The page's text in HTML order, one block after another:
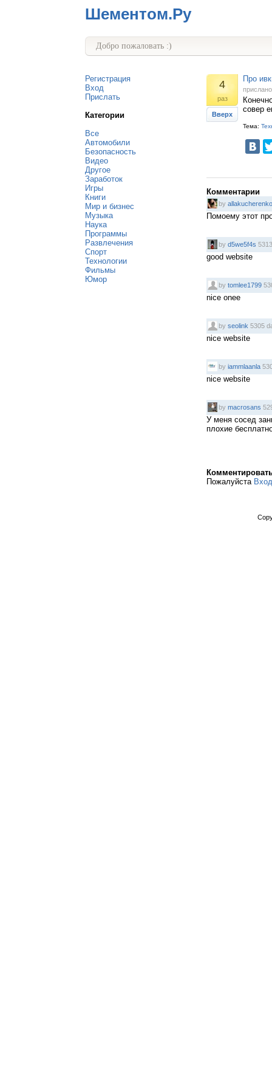
Шементом.Ру
Добро пожаловать :)
Регистрация
Вход
Прислать
Категории
Все
Автомобили
Безопасность
Видео
Другое
Заработок
Игры
Книги
Мир и бизнес
Музыка
Наука
Программы
Развлечения
Спорт
Технологии
Фильмы
Юмор
4
раз
Вверх
Про
совер
Тема:
Комментарии
by allakucherenko
Помоему этот
by d5we5f4s
good website
by tomlee1799
nice onee
by seolink 5305
nice website
by iammlaanla
nice website
by macrosans
У меня сосед
плохие
Пожалуйста Вход